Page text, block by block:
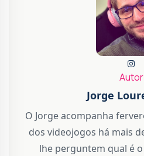
Autor
Jorge
O Jorge acompanha
dos videojogos há mais
lhe perguntem qual é